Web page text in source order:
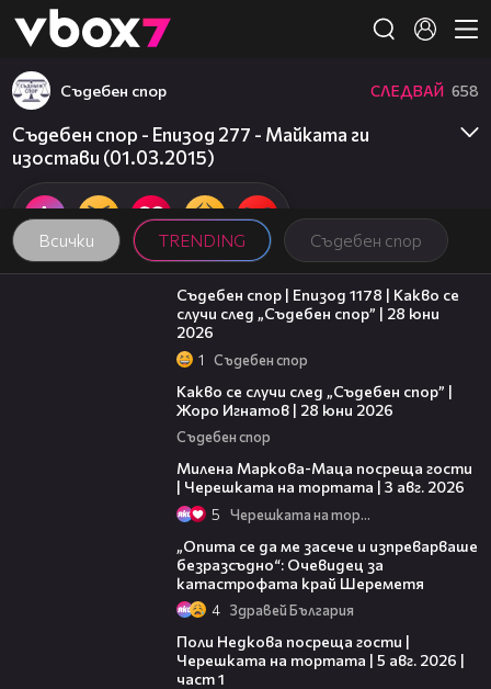
👾
Всички TRENDING Съдебен спор
Съдебен спор СЛЕДВАЙ 658
Съдебен спор - Епизод 277 - Майката ги
изостави (01.03.2015)
47:02
Съдебен спор | Епизод 1178 | Какво се
случи след „Съдебен спор” | 28 юни
2026
1 Съдебен спор
Какво се случи след „Съдебен спор” |
Жоро Игнатов | 28 юни 2026
Съдебен спор
Милена Маркова-Маца посреща гости
| Черешката на тортата | 3 авг. 2026
5 Черешката на тортата
„Опита се да ме засече и изпреварваше
безразсъдно“: Очевидец за
катастрофата край Шереметя
4 Здравей България
Поли Недкова посреща гости |
Черешката на тортата | 5 авг. 2026 |
част 1